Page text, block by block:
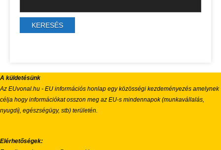
A küldetésünk
Az EUvonal.hu - EU információs honlap egy közösségi kezdeményezés amelynek
célja hogy információkat osszon meg az EU-s mindennapok (munkavállalás,
nyugdíj, egészségügy, stb) területén.
Elérhetőségek: